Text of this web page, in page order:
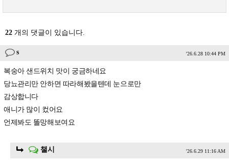
22 개의 댓글이 있습니다.
s '26.6.28 10:44 PM
복숭아 샌드위치 맛이 궁금하네요
당뇨관리만 안하면 따라해봤을텐데 눈으로만
감상합니다
애니가 많이 컸어요
언제봐도 똘망해보여요
챌시 '26.6.29 11:16 AM